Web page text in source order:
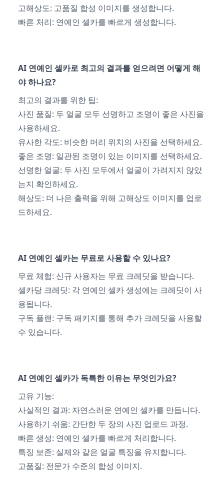
고해상도: 고품질 합성 이미지를 생성합니다.
빠른 처리: 연예인 셀카를 빠르게 생성합니다.
AI 연예인 셀카로 최고의 결과를 얻으려면 어떻게 해
야 하나요?
최고의 결과를 위한 팁:
사진 품질: 두 얼굴 모두 선명하고 조명이 좋은 사진을
사용하세요.
유사한 각도: 비슷한 머리 위치의 사진을 선택하세요.
좋은 조명: 일관된 조명이 있는 이미지를 선택하세요.
선명한 얼굴: 두 사진 모두에서 얼굴이 가려지지 않았
는지 확인하세요.
해상도: 더 나은 출력을 위해 고해상도 이미지를 업로
드하세요.
AI 연예인 셀카는 무료로 사용할 수 있나요?
무료 체험: 신규 사용자는 무료 크레딧을 받습니다.
셀카당 크레딧: 각 연예인 셀카 생성에는 크레딧이 사
용됩니다.
구독 플랜: 구독 패키지를 통해 추가 크레딧을 사용할
수 있습니다.
AI 연예인 셀카가 독특한 이유는 무엇인가요?
고유 기능:
사실적인 결과: 자연스러운 연예인 셀카를 만듭니다.
사용하기 쉬움: 간단한 두 장의 사진 업로드 과정.
빠른 생성: 연예인 셀카를 빠르게 처리합니다.
특징 보존: 실제와 같은 얼굴 특징을 유지합니다.
고품질: 전문가 수준의 합성 이미지.